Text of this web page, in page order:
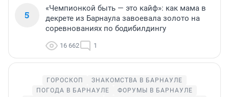
5
«Чемпионкой быть — это кайф»: как мама в
декрете из Барнаула завоевала золото на
соревнованиях по бодибилдингу
16 662 1
ГОРОСКОП
ЗНАКОМСТВА В БАРНАУЛЕ
ПОГОДА В БАРНАУЛЕ
ФОРУМЫ В БАРНАУЛЕ